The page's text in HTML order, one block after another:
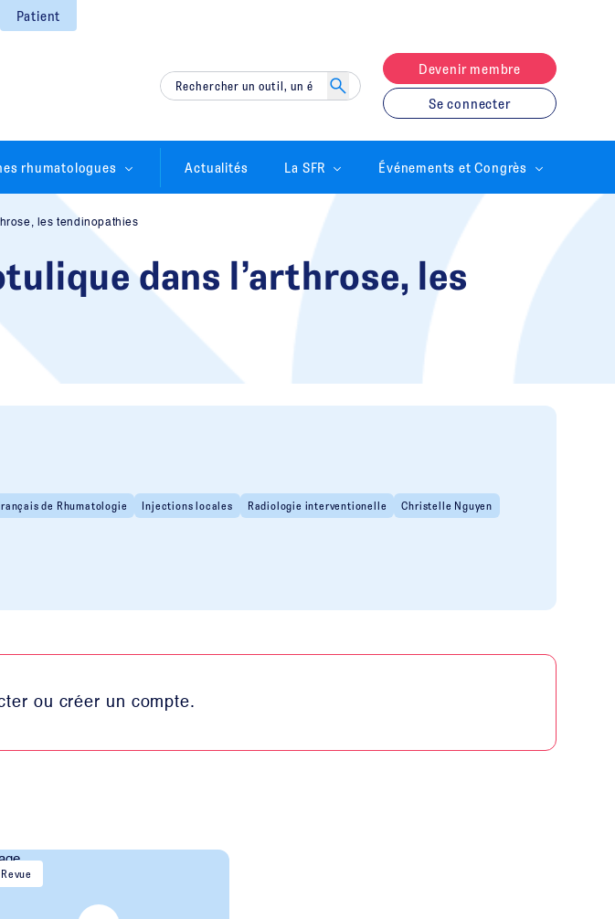
Patient
Devenir membre
Se connecter
rhumatologues Actualités La SFR Événements et Congrès
les tendinopathies
dans l’arthrose, les
de Rhumatologie Injections locales Radiologie interventionelle Christelle Nguyen
ou créer un compte.
Revue